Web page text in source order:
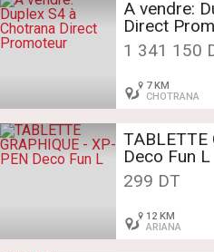
A vendre:
Direct
1 341 150
7 KM
CHOTRANA
TABLETTE
Deco Fun L
299 DT
12 KM
ARIANA